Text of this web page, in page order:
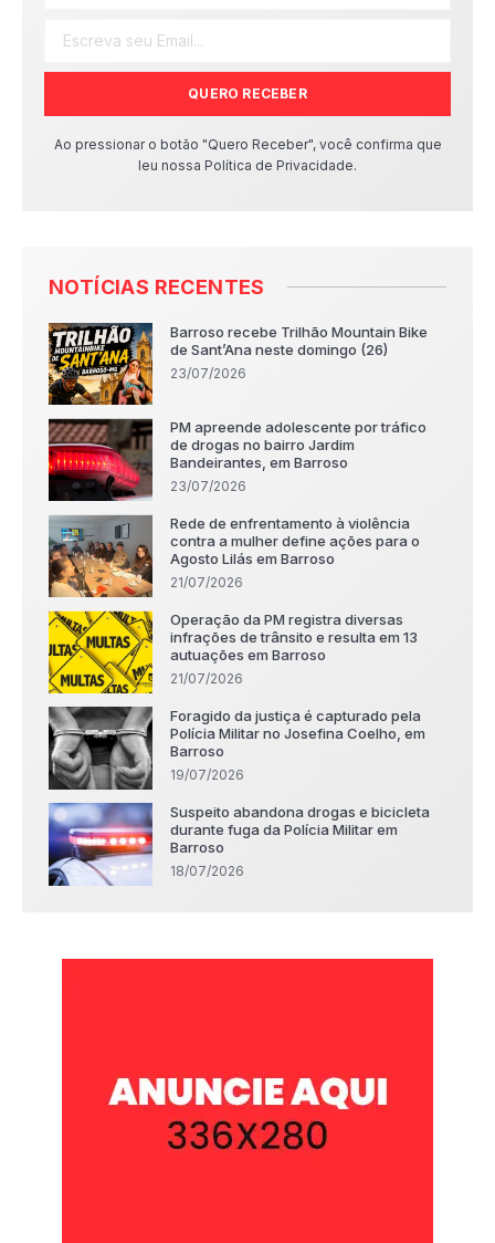
QUERO RECEBER
Ao pressionar o botão "Quero Receber", você confirma que
leu nossa Política de Privacidade.
NOTÍCIAS RECENTES
Barroso recebe Trilhão Mountain Bike
de Sant’Ana neste domingo (26)
23/07/2026
PM apreende adolescente por tráfico
de drogas no bairro Jardim
Bandeirantes, em Barroso
23/07/2026
Rede de enfrentamento à violência
contra a mulher define ações para o
Agosto Lilás em Barroso
21/07/2026
Operação da PM registra diversas
infrações de trânsito e resulta em 13
autuações em Barroso
21/07/2026
Foragido da justiça é capturado pela
Polícia Militar no Josefina Coelho, em
Barroso
19/07/2026
Suspeito abandona drogas e bicicleta
durante fuga da Polícia Militar em
Barroso
18/07/2026